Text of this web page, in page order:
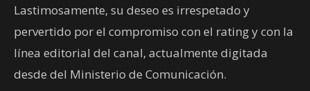
Lastimosamente, su deseo es irrespetado y
pervertido por el compromiso con el rating y con la
línea editorial del canal, actualmente digitada
desde del Ministerio de Comunicación.